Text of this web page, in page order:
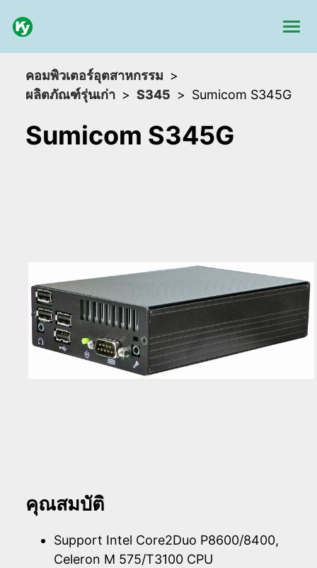
คอมพิวเตอร์อุตสาหกรรม
ผลิตภัณฑ์รุ่นเก่า
S345 Sumicom S345G
Sumicom S345G
คุณสมบัติ
Support Intel Core2Duo P8600/8400,
Celeron M 575/T3100 CPU